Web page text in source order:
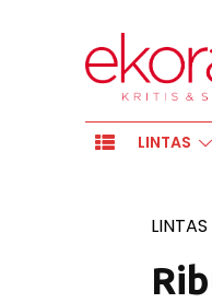
LINTAS
LINTAS